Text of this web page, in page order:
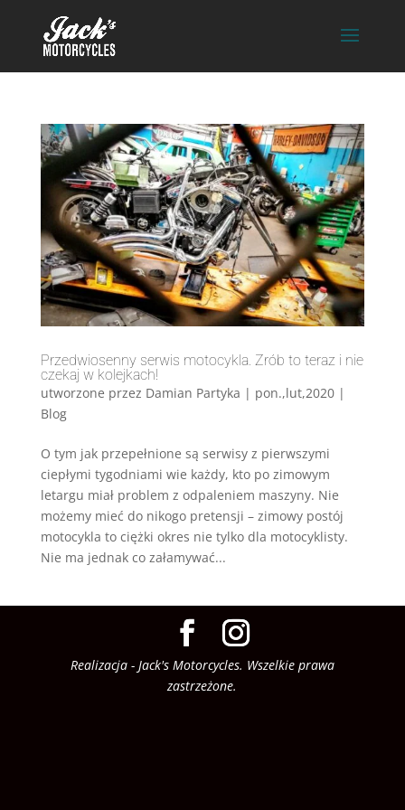
Przedwiosenny serwis motocykla. Zrób to teraz i nie
czekaj w kolejkach!
utworzone przez Damian Partyka | pon.,lut,2020|
Blog
O tym jak przepełnione są serwisy z pierwszymi
ciepłymi tygodniami wie każdy, kto po zimowym
letargu miał problem z odpaleniem maszyny. Nie
możemy mieć do nikogo pretensji – zimowy postój
motocykla to ciężki okres nie tylko dla motocyklisty.
Nie ma jednak co załamywać...
Realizacja - Jack's Motorcycles. Wszelkie prawa
zastrzeżone.